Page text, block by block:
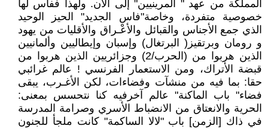
المملكة من عهد " المرينيين" إلى الآن. ولهذا ففاس لها
خصوصية متفردة، وخاصة"فاس الجديد" الحيز الوحيد
الذي جمع الأجناس والقبائل والأعْـراق والأقليات من يهود
و رومان وبرتقيز( البرتغال) وإسبان وإيطاليين وألمانيين
الذين هربوا من (الحرب/2) وجزائريين الذين هربوا من
قبضة الأتراك، ومن الاستعمار الفرنسي ! عالم غرائبي
حقا: بما فيه من منشآت وفضاءات، لكن الأغـرب، يبقى
فضاء" باب الماكنة" عالم آخرفيه كنا نتحسس بمعنى:
الحرية والانعتاق من الانضباط الأسري وصرامة المدرسة
في ذاك [الزمن] باب "لالا الساكمة" كانت ملجأ للجنون